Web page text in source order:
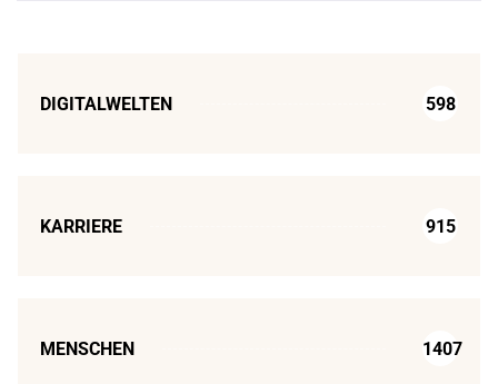
DIGITALWELTEN 598
KARRIERE 915
MENSCHEN 1407